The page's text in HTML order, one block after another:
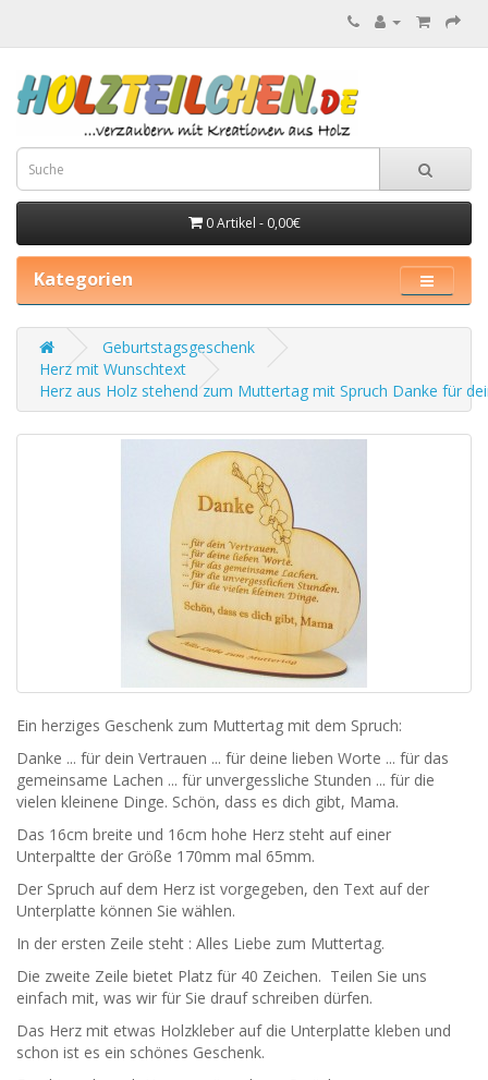
0 Artikel - 0,00€
Kategorien
Geburtstagsgeschenk
Herz mit Wunschtext
Herz aus Holz stehend zum Muttertag mit Spruch Danke für
Ein herziges Geschenk zum Muttertag mit dem Spruch:
Danke ... für dein Vertrauen ... für deine lieben Worte ... für das
gemeinsame Lachen ... für unvergessliche Stunden ... für die
vielen kleinene Dinge. Schön, dass es dich gibt, Mama.
Das 16cm breite und 16cm hohe Herz steht auf einer
Unterpaltte der Größe 170mm mal 65mm.
Der Spruch auf dem Herz ist vorgegeben, den Text auf der
Unterplatte können Sie wählen.
In der ersten Zeile steht : Alles Liebe zum Muttertag.
Die zweite Zeile bietet Platz für 40 Zeichen. Teilen Sie uns
einfach mit, was wir für Sie drauf schreiben dürfen.
Das Herz mit etwas Holzkleber auf die Unterplatte kleben und
schon ist es ein schönes Geschenk.